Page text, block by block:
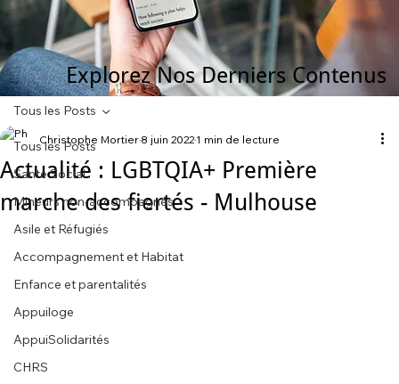
Explorez Nos Derniers Contenus
Tous les Posts
Santé Social
Mineurs non-accompagnés
Asile et Réfugiés
Accompagnement et Habitat
Enfance et parentalités
Appuiloge
AppuiSolidarités
CHRS
Tous les Posts
Actualité : LGBTQIA+ Première
marche des fiertés - Mulhouse
Christophe Mortier 8 juin 2022 1 min de lecture